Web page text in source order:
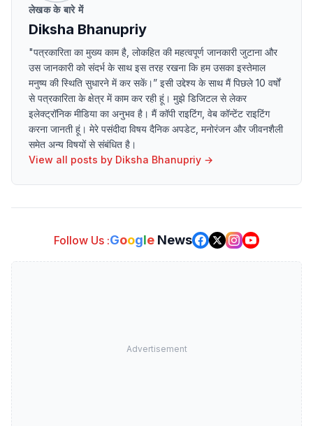
लेखक के बारे में
Diksha Bhanupriy
"पत्रकारिता का मुख्य काम है, लोकहित की महत्वपूर्ण जानकारी जुटाना और
उस जानकारी को संदर्भ के साथ इस तरह रखना कि हम उसका इस्तेमाल
मनुष्य की स्थिति सुधारने में कर सकें।” इसी उद्देश्य के साथ मैं पिछले 10 वर्षों
से पत्रकारिता के क्षेत्र में काम कर रही हूं। मुझे डिजिटल से लेकर
इलेक्ट्रॉनिक मीडिया का अनुभव है। मैं कॉपी राइटिंग, वेब कॉन्टेंट राइटिंग
करना जानती हूं। मेरे पसंदीदा विषय दैनिक अपडेट, मनोरंजन और जीवनशैली
समेत अन्य विषयों से संबंधित है।
View all posts by Diksha Bhanupriy →
Follow Us :Google News
Advertisement